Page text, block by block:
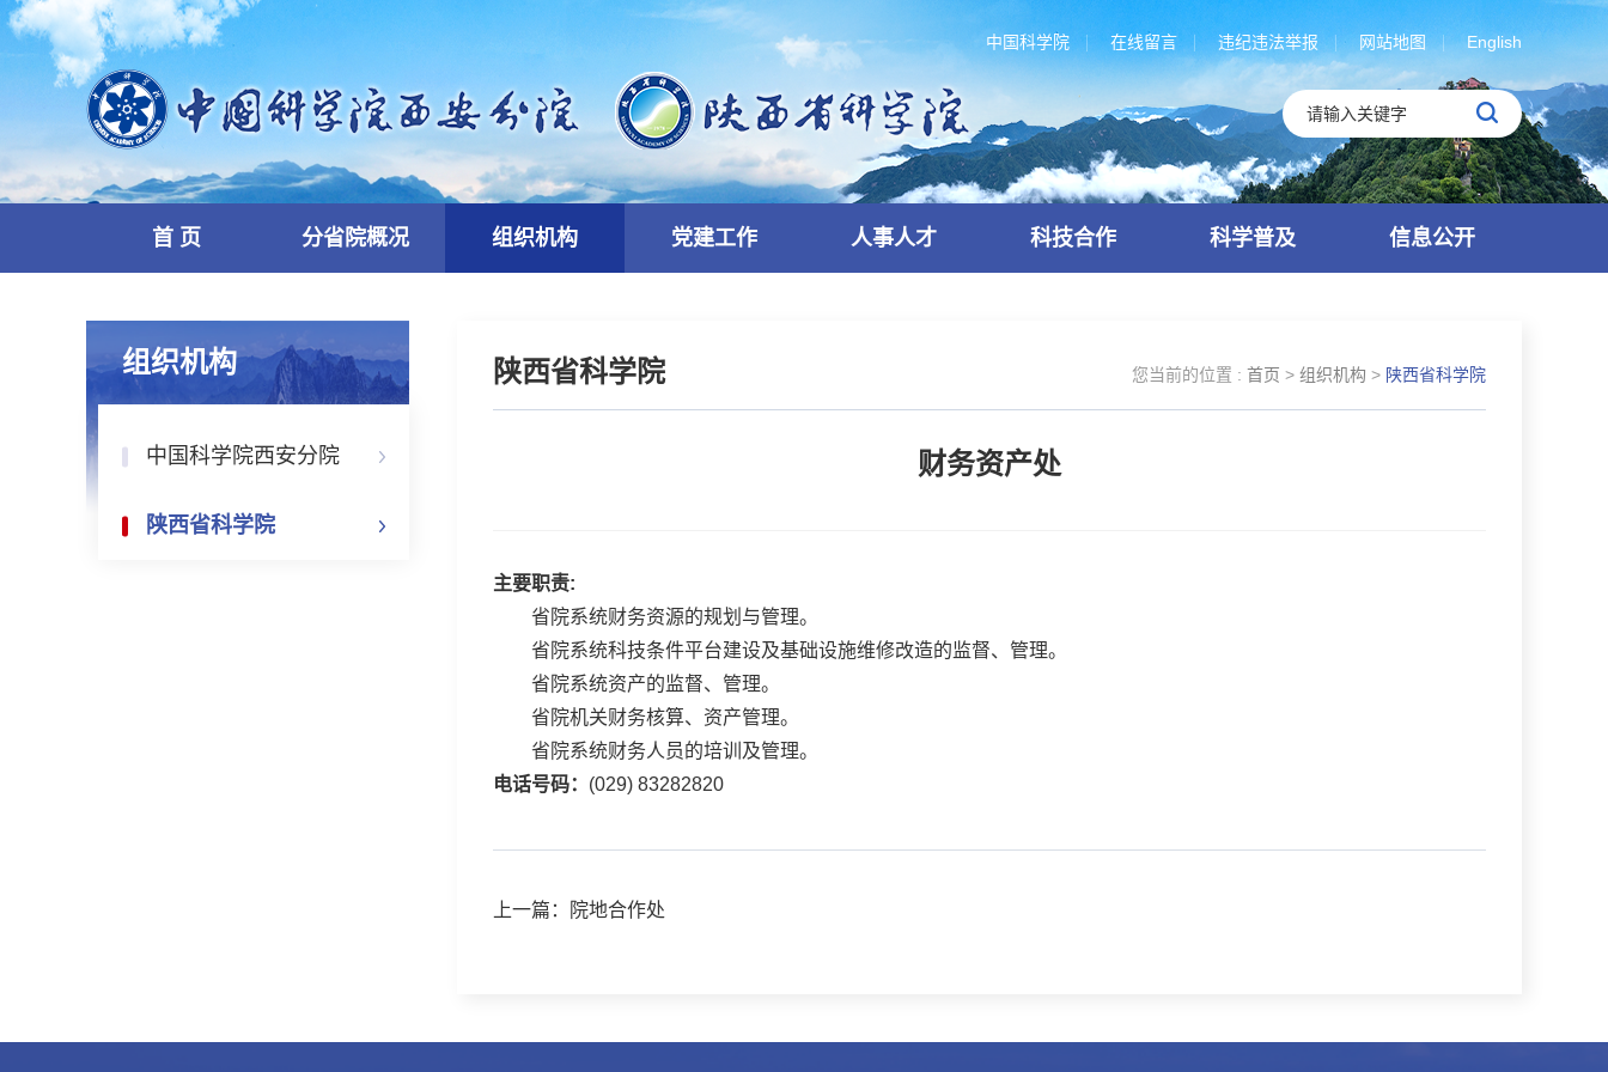
中国科学院 在线留言 违纪违法举报 网站地图 English
首 页 分省院概况 组织机构 党建工作 人事人才 科技合作 科学普及 信息公开
组织机构
中国科学院西安分院
陕西省科学院
陕西省科学院 您当前的位置 : 首页 > 组织机构 > 陕西省科学院
财务资产处
主要职责:
省院系统财务资源的规划与管理。
省院系统科技条件平台建设及基础设施维修改造的监督、管理。
省院系统资产的监督、管理。
省院机关财务核算、资产管理。
省院系统财务人员的培训及管理。
电话号码： (029) 83282820
上一篇：院地合作处